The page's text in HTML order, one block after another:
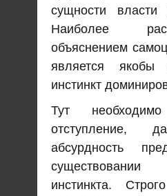
сущности власти
Наиболее
объяснением
является якобы
инстинкт
Тут
отступление,
абсурдность
инстинкта.